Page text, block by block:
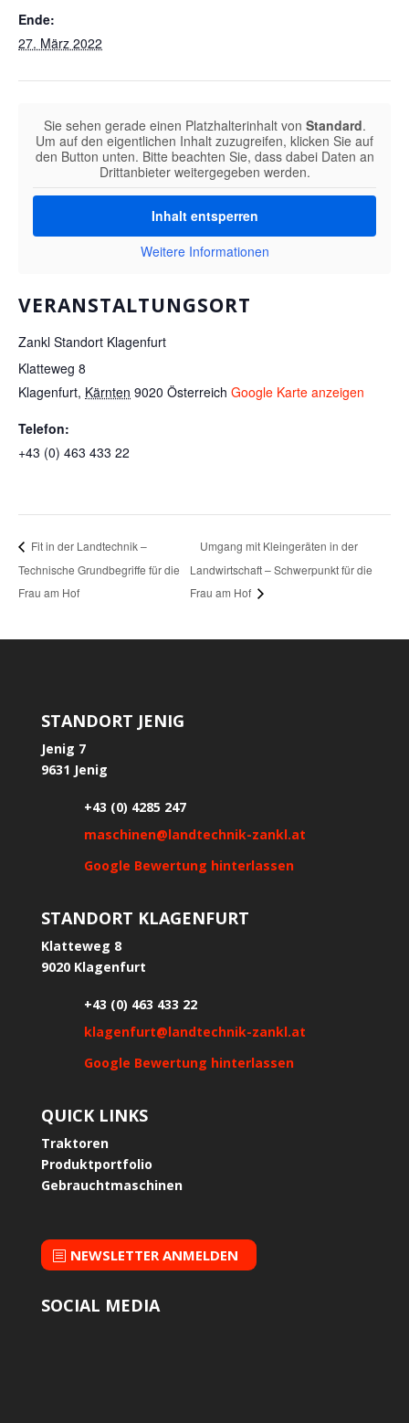
Ende:
27. März 2022
VERANSTALTUNGSORT
Zankl Standort Klagenfurt
Klatteweg 8
Klagenfurt, Kärnten 9020 Österreich Google Karte anzeigen
Telefon:
+43 (0) 463 433 22
Sie sehen gerade einen Platzhalterinhalt von Standard.
Um auf den eigentlichen Inhalt zuzugreifen, klicken Sie auf
den Button unten. Bitte beachten Sie, dass dabei Daten an
Drittanbieter weitergegeben werden.
Inhalt entsperren
Weitere Informationen
Fit in der Landtechnik –
Technische Grundbegriffe für die
Frau am Hof
Umgang mit Kleingeräten in der
Landwirtschaft – Schwerpunkt für die
Frau am Hof
STANDORT JENIG
Jenig 7
9631 Jenig
+43 (0) 4285 247
maschinen@landtechnik-zankl.at
Google Bewertung hinterlassen
STANDORT KLAGENFURT
Klatteweg 8
9020 Klagenfurt
+43 (0) 463 433 22
klagenfurt@landtechnik-zankl.at
Google Bewertung hinterlassen
QUICK LINKS
Traktoren
Produktportfolio
Gebrauchtmaschinen
NEWSLETTER ANMELDEN
SOCIAL MEDIA